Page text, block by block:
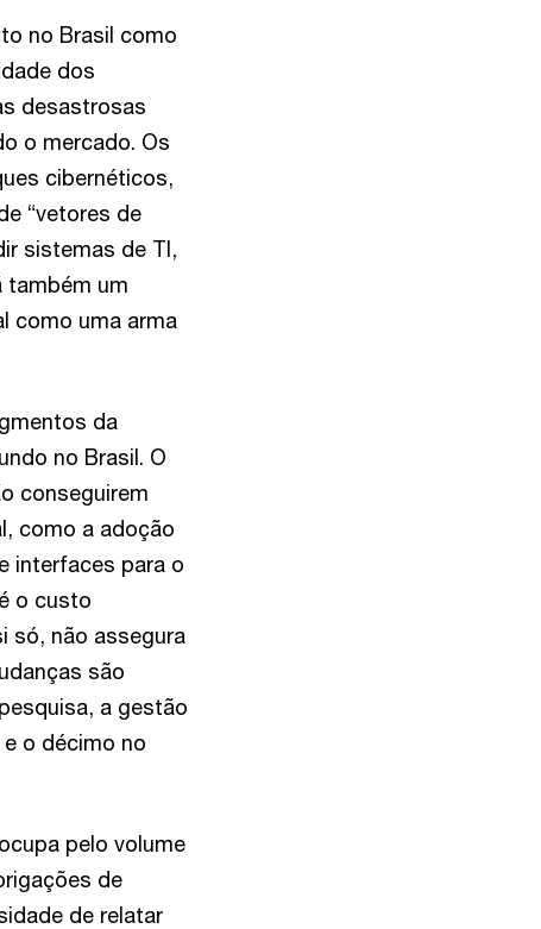
no Brasil como
dos
desastrosas
o mercado. Os
cibernéticos,
“vetores de
sistemas de TI,
também um
como uma arma
da
no Brasil. O
conseguirem
como a adoção
interfaces para o
o custo
só, não assegura
são
a gestão
o décimo no
pelo volume
de
de relatar